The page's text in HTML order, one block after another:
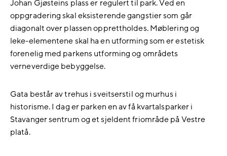
Johan Gjøsteins plass er regulert til park. Ved en
oppgradering skal eksisterende gangstier som går
diagonalt over plassen opprettholdes. Møblering og
leke-elementene skal ha en utforming som er estetisk
forenelig med parkens utforming og områdets
verneverdige bebyggelse.
Gata består av trehus i sveitserstil og murhus i
historisme. I dag er parken en av få kvartalsparker i
Stavanger sentrum og et sjeldent friområde på Vestre
platå.